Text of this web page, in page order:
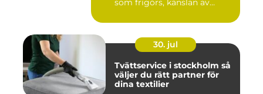
som frigörs, känslan av
30. jul
Tvättservice i stockholm så
väljer du rätt partner för
dina textilier